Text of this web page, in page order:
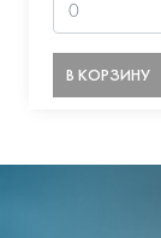
В КОРЗИНУ